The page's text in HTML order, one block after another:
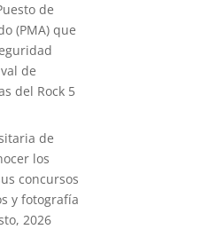
de
(PMA) que
de
del Rock 5
de
los
concursos
y fotografía
2026